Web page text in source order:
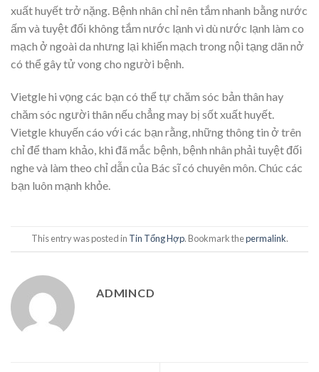
xuất huyết trở nặng. Bệnh nhân chỉ nên tắm nhanh bằng nước
ấm và tuyệt đối không tắm nước lạnh vì dù nước lạnh làm co
mạch ở ngoài da nhưng lại khiến mạch trong nội tạng dãn nở
có thể gây tử vong cho người bệnh.
Vietgle hi vọng các bạn có thể tự chăm sóc bản thân hay
chăm sóc người thân nếu chẳng may bị sốt xuất huyết.
Vietgle khuyến cáo với các bạn rằng, những thông tin ở trên
chỉ để tham khảo, khi đã mắc bệnh, bệnh nhân phải tuyệt đối
nghe và làm theo chỉ dẫn của Bác sĩ có chuyên môn. Chúc các
bạn luôn mạnh khỏe.
This entry was posted in Tin Tổng Hợp. Bookmark thepermalink.
ADMINCD